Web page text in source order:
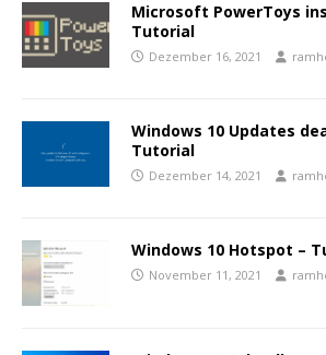
Microsoft PowerToys
Tutorial
Dezember 16, 2021
Windows 10 Updates
Tutorial
Dezember 14, 2021
Windows 10 Hotspot –
November 11, 2021